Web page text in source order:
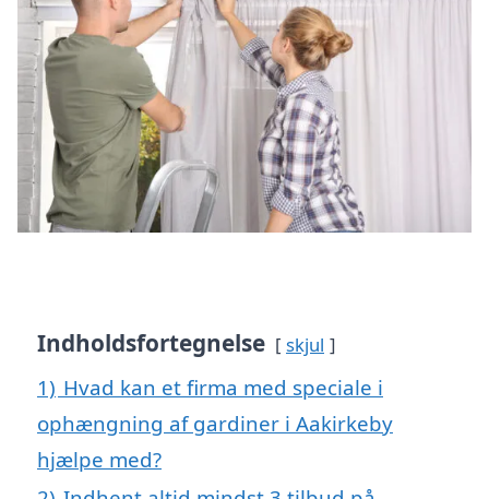
Indholdsfortegnelse skjul
1) Hvad kan et firma med speciale i
ophængning af gardiner i Aakirkeby
hjælpe med?